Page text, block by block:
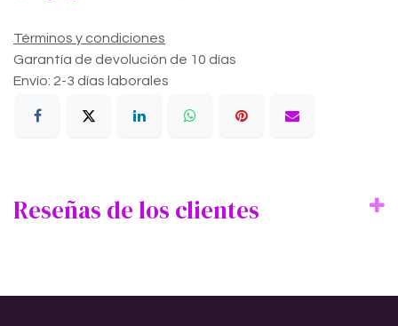
Términos y condiciones
Garantía de devolución de 10 días
Envío: 2-3 días laborales
Reseñas de los clientes